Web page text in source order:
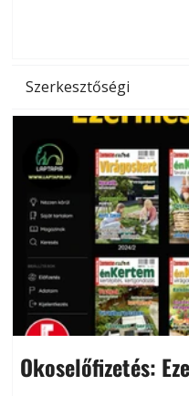
Szerkesztőségi
Okoselőfizetés: